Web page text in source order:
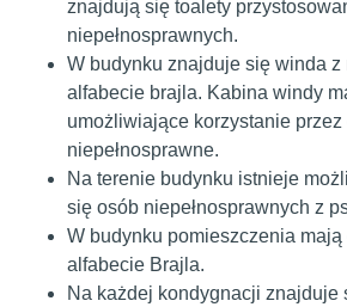
znajdują się toalety
niepełnosprawnych.
W budynku znajduje się winda z
alfabecie brajla. Kabina windy
umożliwiające korzystanie przez
niepełnosprawne.
Na terenie budynku istnieje
się osób niepełnosprawnych z
W budynku pomieszczenia
alfabecie Brajla.
Na każdej kondygnacji znajduje